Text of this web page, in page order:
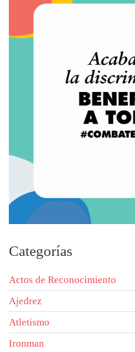
Categorías
Actos de Reconocimiento
Ajedrez
Atletismo
Ironman